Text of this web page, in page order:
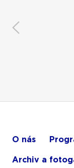
O nás
Archiv a